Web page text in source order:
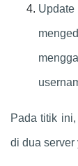
Pada titik
di dua server